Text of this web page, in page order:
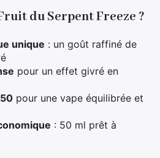
du Serpent Freeze ?
unique : un goût raffiné de
pour un effet givré en
pour une vape équilibrée et
: 50 ml prêt à